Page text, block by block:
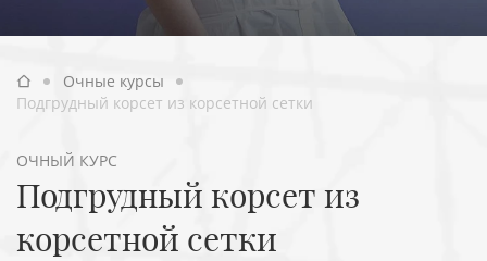
Очные курсы
Подгрудный корсет из корсетной сетки
ОЧНЫЙ КУРС
Подгрудный корсет из
корсетной сетки